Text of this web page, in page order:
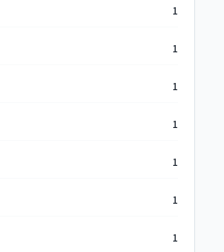
1
1
1
1
1
1
1